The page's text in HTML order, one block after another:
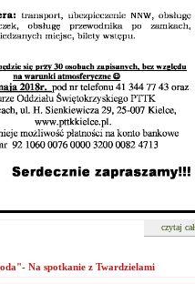
czytaj
Na spotkanie z Twardzielami